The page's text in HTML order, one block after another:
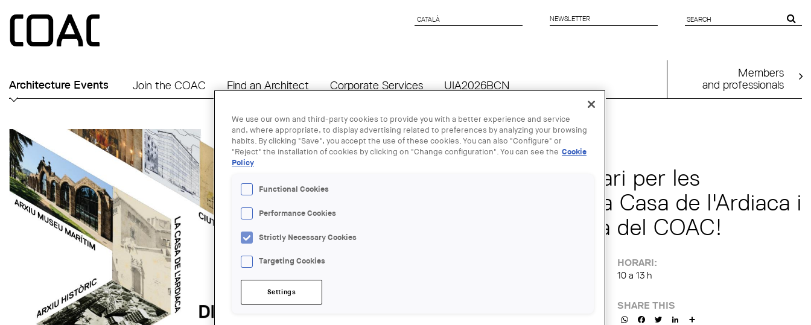
CATALÀ
CATALÀ NEWSLETTER
FORM
Architecture Events Join the COAC Find an Architect Corporate Services UIA2026BCN
Members
and professionals
06 OCT
Vine a fer un itinerari per les
Drassanes Reials, la Casa de l'Ardiaca i
la seu de Barcelona del COAC!
HORARI:
10 a 13 h
SHARE THIS
WhatsAppFacebookTwitterLinkedIn
We use our own and third-party cookies to provide you with a better experience and service
and, where appropriate, to display advertising related to preferences by analyzing your browsing
habits. By clicking "Save", you accept the use of these cookies. You can also "Configure" or
"Reject" the installation of cookies by clicking on "Change configuration". You can see the Cookie
Policy
Functional Cookies
Performance Cookies
Strictly Necessary Cookies
Targeting Cookies
Settings